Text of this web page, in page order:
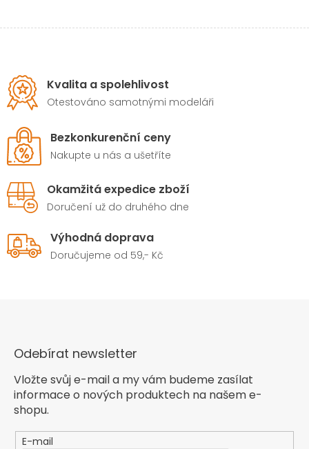
Kvalita a spolehlivost
Otestováno samotnými modeláři
Bezkonkurenční ceny
Nakupte u nás a ušetříte
Okamžitá expedice zboží
Doručení už do druhého dne
Výhodná doprava
Doručujeme od 59,- Kč
Odebírat newsletter
Vložte svůj e-mail a my vám budeme zasílat
informace o nových produktech na našem e-
shopu.
E-mail